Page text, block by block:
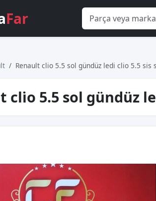
Far
Renault cli̇o 5.5 sol gündüz ledi̇ cli̇o 5.5 si̇s
cli̇o 5.5 sol gündüz